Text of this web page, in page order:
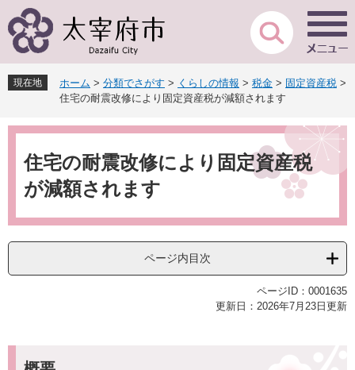
ー
先
頭
す
ニ
を
飛
し
現在地 ホーム > 分類でさがす > くらしの情報 > 税金 > 固定資産税 >
住宅の耐震改修により固定資産税が減額されます
本
住宅の耐震改修により固定資産税
が減額されます
ページ内目次
ページID：0001635
更新日：2026年7月23日更新